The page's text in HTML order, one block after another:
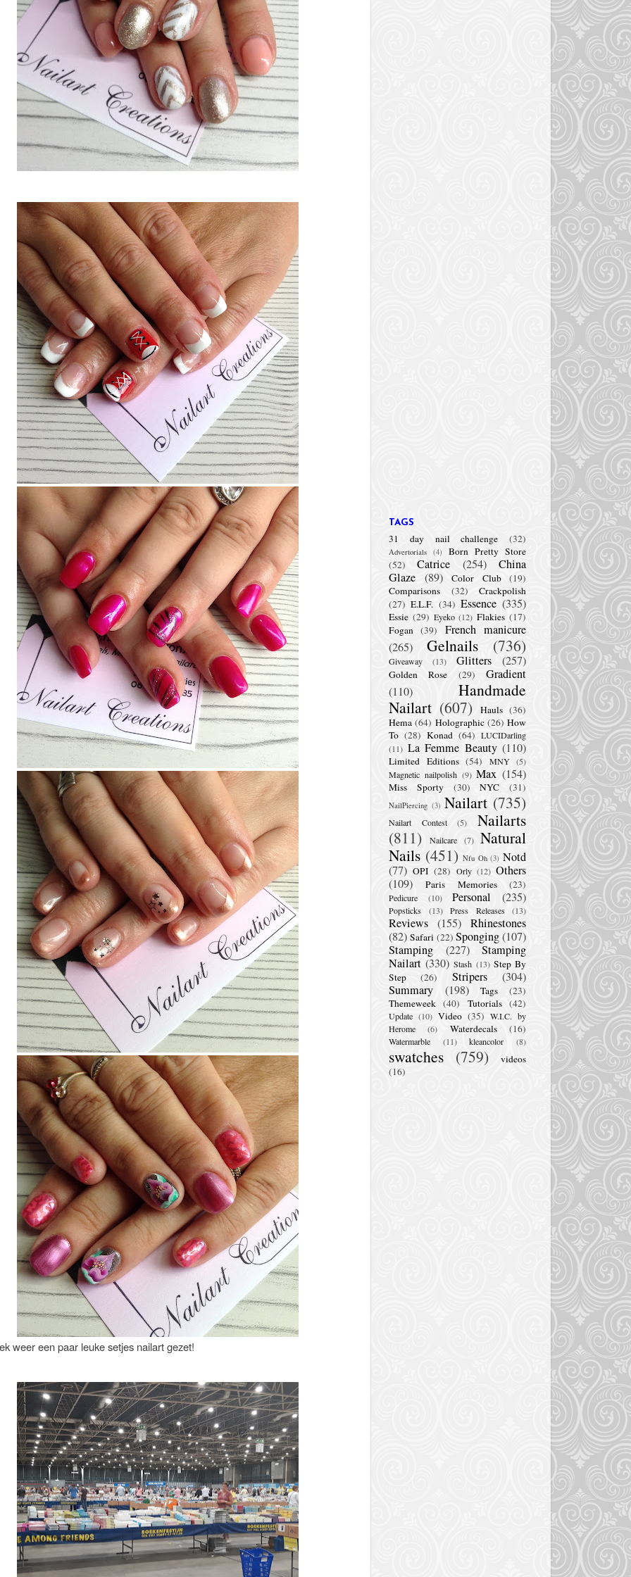
weer een paar leuke setjes nailart gezet!
TAGS
31 day nail challenge (32)
Advertorials (4)
Born Pretty Store
(52)
Catrice (254)
China
Glaze (89) Color Club
(19)
Comparisons
(32)
Crackpolish
(27) E.L.F. (34) Essence (335)
Essie (29) Eyeko (12) Flakies (17)
Fogan (39)
French manicure
(265)
Gelnails (736)
Giveaway (13) Glitters (257)
Golden Rose (29)
Gradient
(110)
Handmade
Nailart (607) Hauls (36)
Hema (64) Holographic (26) How
To (28) Konad (64) LUCIDarling
(11) La Femme Beauty (110)
Limited Editions (54) MNY (5)
Magnetic nailpolish (9) Max (154)
Miss Sporty (30) NYC (31)
NailPiercing (3) Nailart (735)
Nailart Contest (5)
Nailarts
(811)
Nailcare (7) Natural
Nails (451) Nfu Oh (3) Notd
(77) OPI (28) Orly (12) Others
(109)
Paris Memories (23)
Pedicure (10) Personal (235)
Popsticks (13) Press Releases (13)
Reviews (155) Rhinestones
(82) Safari (22) Sponging(107)
Stamping
(227)
Stamping
Nailart (330) Stash (13) Step By
Step
(26) Stripers
(304)
Summary
(198) Tags
(23)
Themeweek (40) Tutorials (42)
Update (10) Video (35) W.I.C. by
Herome
(6) Waterdecals (16)
Watermarble (11) kleancolor (8)
swatches (759)
videos
(16)